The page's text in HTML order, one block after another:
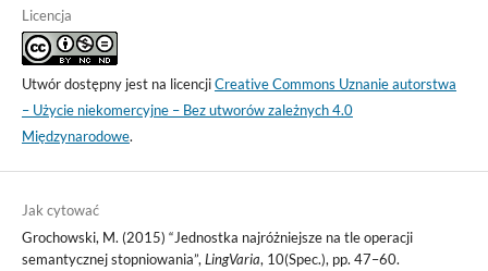
Licencja
Utwór dostępny jest na licencjiCreative Commons Uznanie autorstwa
– Użycie niekomercyjne – Bez utworów zależnych 4.0
Międzynarodowe.
Jak cytować
Grochowski, M. (2015) “Jednostka najróżniejsze na tle operacji
semantycznej stopniowania”, LingVaria, 10(Spec.), pp. 47–60.